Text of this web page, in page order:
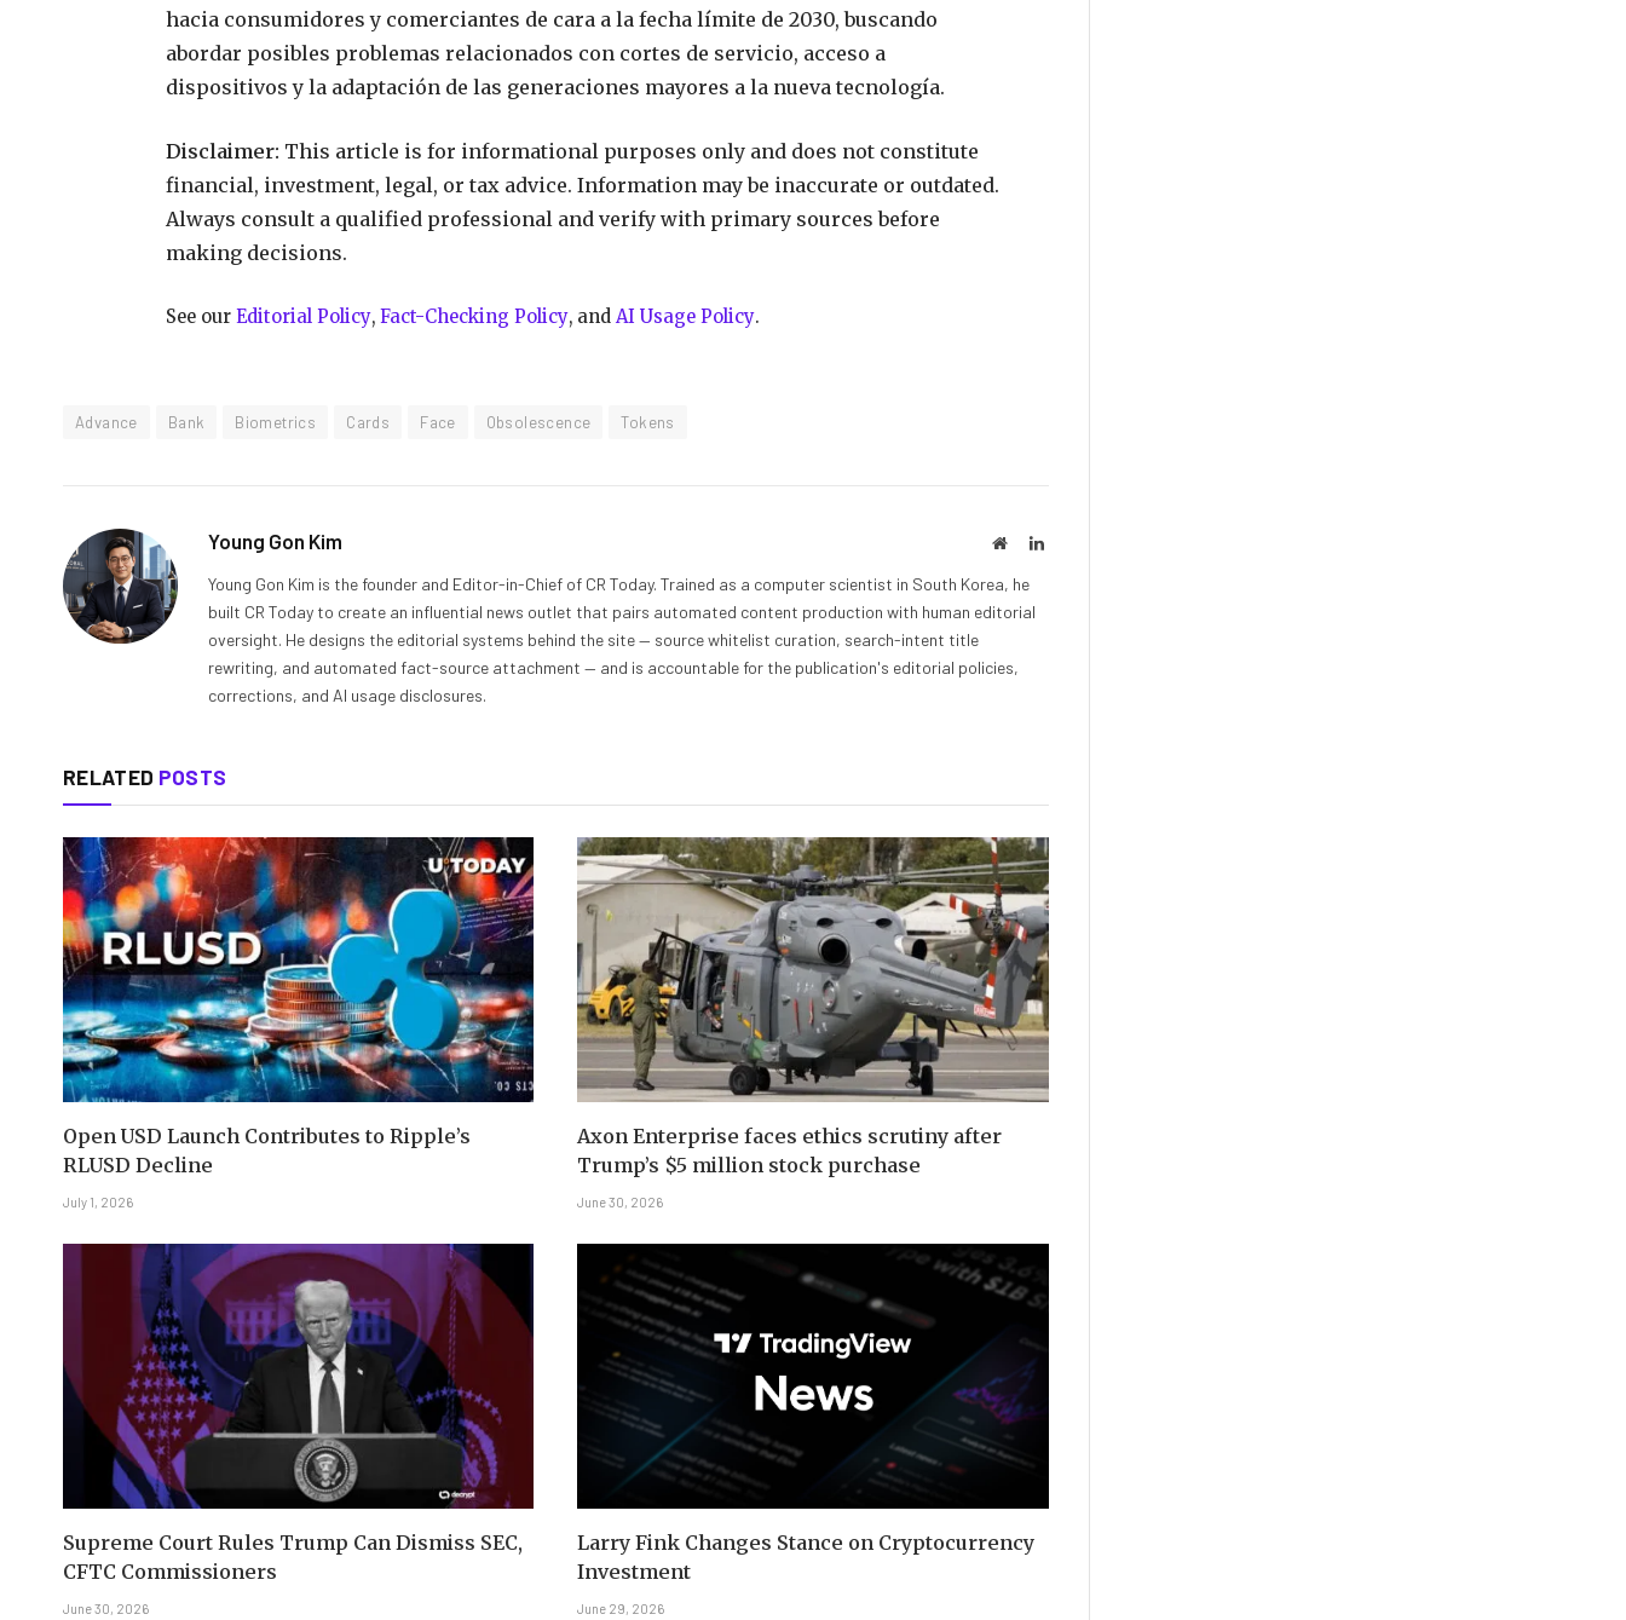
hacia consumidores y comerciantes de cara a la fecha límite de 2030, buscando
abordar posibles problemas relacionados con cortes de servicio, acceso a
dispositivos y la adaptación de las generaciones mayores a la nueva tecnología.
Disclaimer: This article is for informational purposes only and does not constitute
financial, investment, legal, or tax advice. Information may be inaccurate or outdated.
Always consult a qualified professional and verify with primary sources before
making decisions.
See our Editorial Policy, Fact-Checking Policy, and AI Usage Policy.
Advance Bank Biometrics Cards Face Obsolescence Tokens
Young Gon Kim WebsiteLinkedIn
Young Gon Kim is the founder and Editor-in-Chief of CR Today. Trained as a computer scientist in South Korea, he
built CR Today to create an influential news outlet that pairs automated content production with human editorial
oversight. He designs the editorial systems behind the site — source whitelist curation, search-intent title
rewriting, and automated fact-source attachment — and is accountable for the publication's editorial policies,
corrections, and AI usage disclosures.
RELATED POSTS
Open USD Launch Contributes to Ripple’s
RLUSD Decline
July 1, 2026
Axon Enterprise faces ethics scrutiny after
Trump’s $5 million stock purchase
June 30, 2026
Supreme Court Rules Trump Can Dismiss SEC,
CFTC Commissioners
June 30, 2026
Larry Fink Changes Stance on Cryptocurrency
Investment
June 29, 2026